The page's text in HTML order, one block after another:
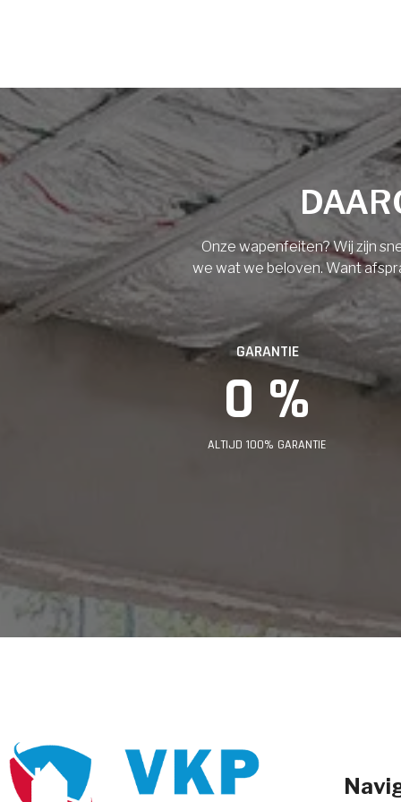
Dakisolatie
Gevelisolatie
Vorige Volgende
E-mail
Telefoonnummer
Onze wapenfeiten? Wij zijn
we wat we beloven. Want
GARANTIE
0 %
ALTIJD 100% GARANTIE